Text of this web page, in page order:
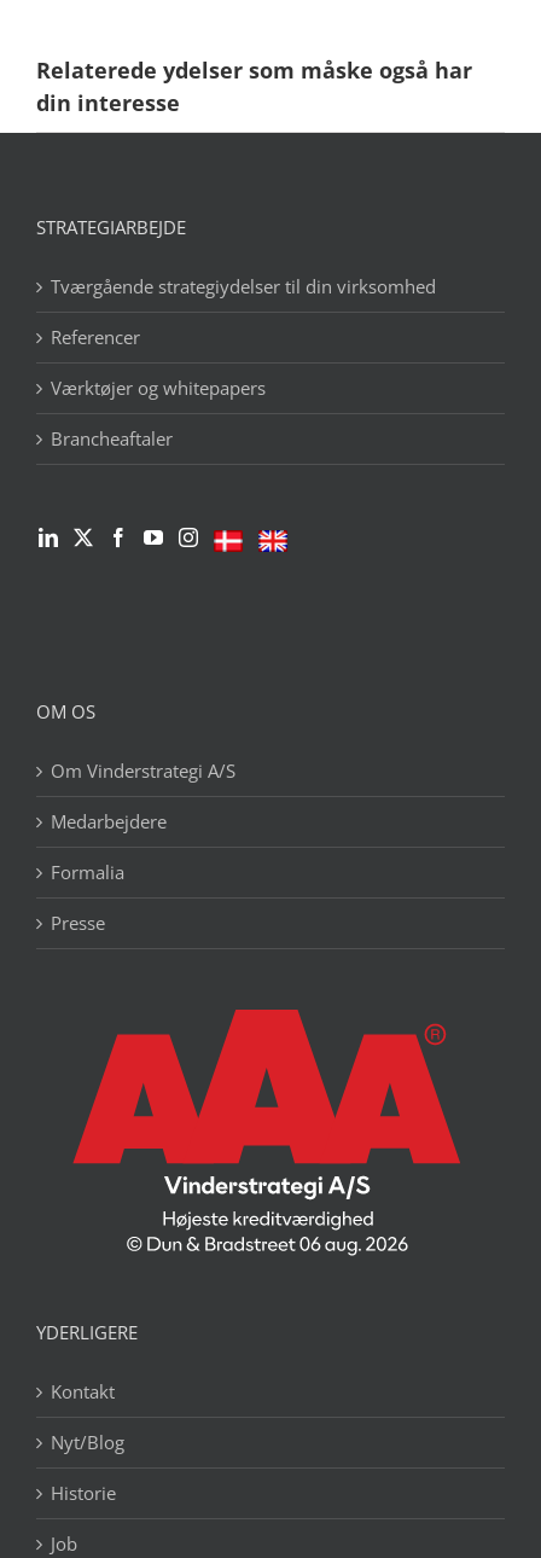
Relaterede ydelser som måske også har
din interesse
STRATEGIARBEJDE
Tværgående strategiydelser til din virksomhed
Referencer
Værktøjer og whitepapers
Brancheaftaler
OM OS
Om Vinderstrategi A/S
Medarbejdere
Formalia
Presse
YDERLIGERE
Kontakt
Nyt/Blog
Historie
Job